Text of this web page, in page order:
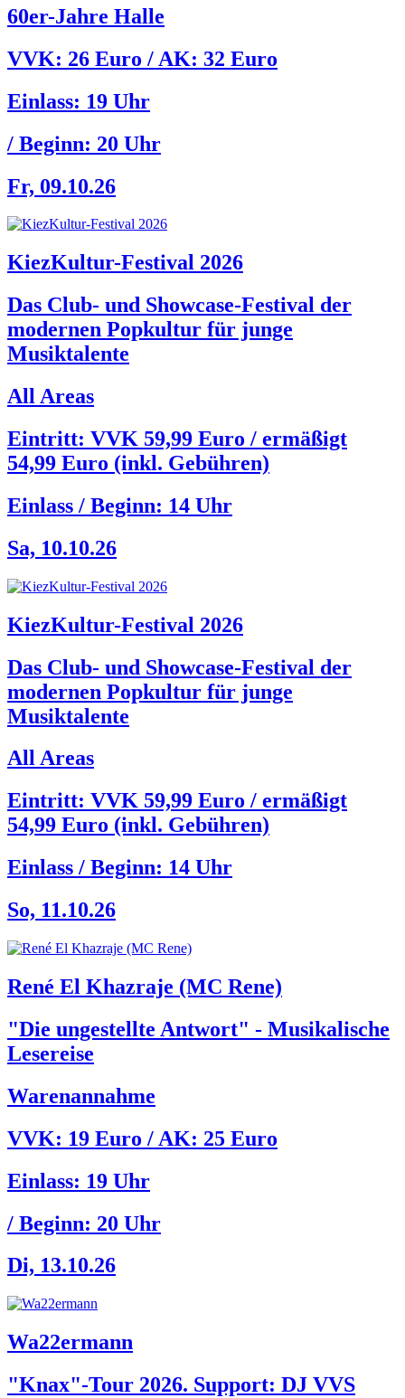
60er-Jahre Halle
VVK: 26 Euro / AK: 32 Euro
Einlass: 19 Uhr
/ Beginn: 20 Uhr
Fr, 09.10.26
KiezKultur-Festival 2026
Das Club- und Showcase-Festival der
modernen Popkultur für junge
Musiktalente
All Areas
Eintritt: VVK 59,99 Euro / ermäßigt
54,99 Euro (inkl. Gebühren)
Einlass / Beginn: 14 Uhr
Sa, 10.10.26
KiezKultur-Festival 2026
Das Club- und Showcase-Festival der
modernen Popkultur für junge
Musiktalente
All Areas
Eintritt: VVK 59,99 Euro / ermäßigt
54,99 Euro (inkl. Gebühren)
Einlass / Beginn: 14 Uhr
So, 11.10.26
René El Khazraje (MC Rene)
"Die ungestellte Antwort" - Musikalische
Lesereise
Warenannahme
VVK: 19 Euro / AK: 25 Euro
Einlass: 19 Uhr
/ Beginn: 20 Uhr
Di, 13.10.26
Wa22ermann
"Knax"-Tour 2026. Support: DJ VVS